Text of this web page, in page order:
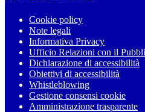
Cookie policy
Note legali
Informativa Privacy
Ufficio Relazioni con il
Dichiarazione di accessibilità
Obiettivi di accessibilità
Whistleblowing
Gestione consensi cookie
Amministrazione trasparente